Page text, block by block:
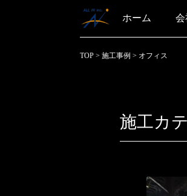
ホーム
TOP > 施工事例 > オフィス
施工カ